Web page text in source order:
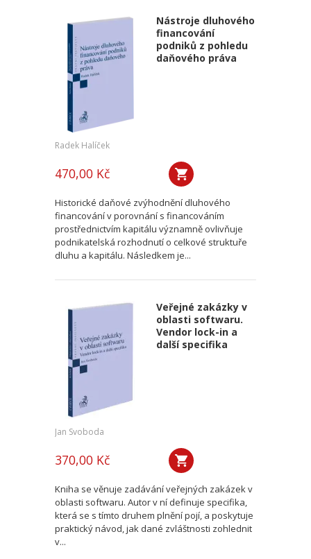
Nástroje dluhového
financování
podniků z pohledu
daňového práva
Radek Halíček
470,00 Kč
Historické daňové zvýhodnění dluhového
financování v porovnání s financováním
prostřednictvím kapitálu významně ovlivňuje
podnikatelská rozhodnutí o celkové struktuře
dluhu a kapitálu. Následkem je...
Veřejné zakázky v
oblasti softwaru.
Vendor lock-in a
další specifika
Jan Svoboda
370,00 Kč
Kniha se věnuje zadávání veřejných zakázek v
oblasti softwaru. Autor v ní definuje specifika,
která se s tímto druhem plnění pojí, a poskytuje
praktický návod, jak dané zvláštnosti zohlednit
v...